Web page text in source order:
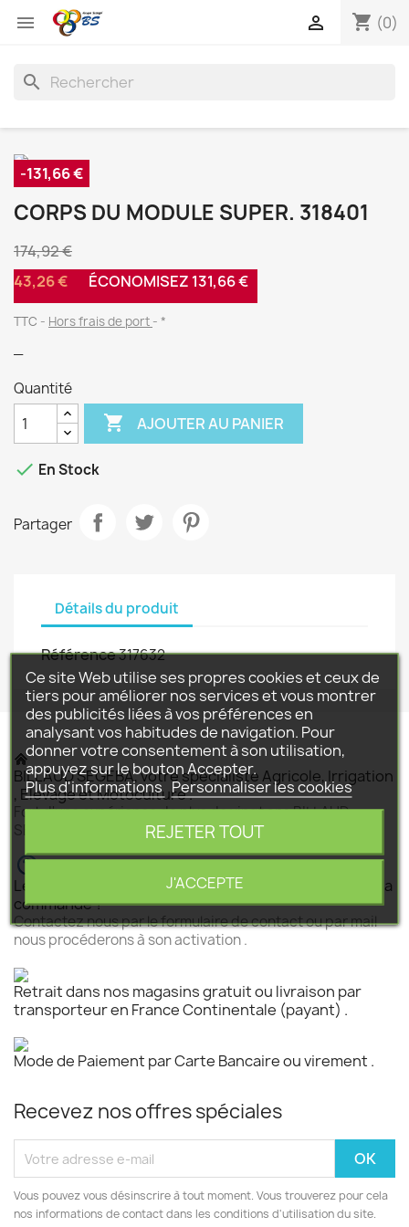
 shopping_cart (0)

search
-131,66 €
CORPS DU MODULE SUPER. 318401
174,92 €
43,26 €
ÉCONOMISEZ 131,66 €
TTC Hors frais de port *
Quantité
 AJOUTER AU PANIER
 En Stock
Partager
Détails du produit
Référence317632
BILLAUD SEGEBA, votre spécialiste Agricole, Irrigation
, Elevage et Motoculture .
Fort d'une expérience de plus de vingt ans BILLAUD
SEGEBA vous accompagne dans tous vos projets .
Le produit est disponible mais n 'est pas activé pour la
commande ?
Contactez nous par le formulaire de contact ou par mail
nous procéderons à son activation .
Retrait dans nos magasins gratuit ou livraison par
transporteur en France Continentale (payant) .
Mode de Paiement par Carte Bancaire ou virement .
Recevez nos offres spéciales
Vous pouvez vous désinscrire à tout moment. Vous trouverez pour cela
nos informations de contact dans les conditions d'utilisation du site.
Ce site Web utilise ses propres cookies et ceux de
tiers pour améliorer nos services et vous montrer
des publicités liées à vos préférences en
analysant vos habitudes de navigation. Pour
donner votre consentement à son utilisation,
appuyez sur le bouton Accepter.
Plus d'informations Personnaliser les cookies
REJETER TOUT
J'ACCEPTE